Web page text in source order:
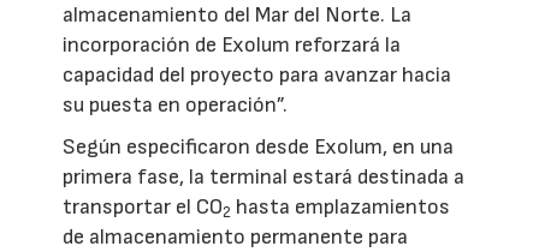
almacenamiento del Mar del Norte. La
incorporación de Exolum reforzará la
capacidad del proyecto para avanzar hacia
su puesta en operación”.
Según especificaron desde Exolum, en una
primera fase, la terminal estará destinada a
transportar el CO2 hasta emplazamientos
de almacenamiento permanente para